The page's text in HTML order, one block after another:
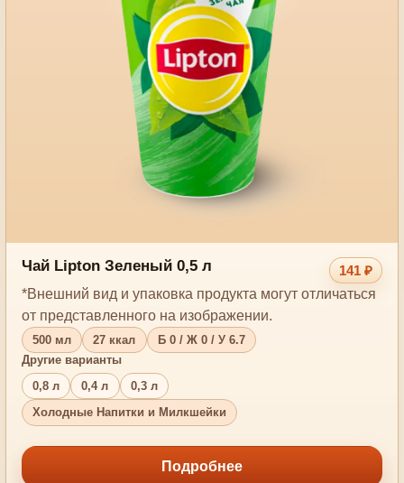
Чай Lipton Зеленый 0,5 л
141 ₽
*Внешний вид и упаковка продукта могут отличаться
от представленного на изображении.
500 мл 27 ккал
Б 0 / Ж 0 / У 6.7
Другие варианты
0,8 л
0,4 л
0,3 л
Холодные Напитки и Милкшейки
Подробнее